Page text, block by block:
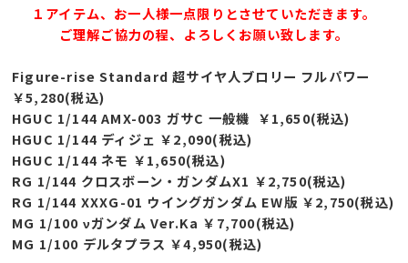
１アイテム、お一人様一点限りとさせていただきます。
ご理解ご協力の程、よろしくお願い致します。
Figure-rise Standard 超サイヤ人ブロリー フルパワー
￥5,280(税込)
HGUC 1/144 AMX-003 ガサC 一般機 ￥1,650(税込)
HGUC 1/144 ディジェ ￥2,090(税込)
HGUC 1/144 ネモ ￥1,650(税込)
RG 1/144 クロスボーン・ガンダムX1 ￥2,750(税込)
RG 1/144 XXXG-01 ウイングガンダム EW版 ￥2,750(税込)
MG 1/100 νガンダム Ver.Ka ￥7,700(税込)
MG 1/100 デルタプラス ￥4,950(税込)